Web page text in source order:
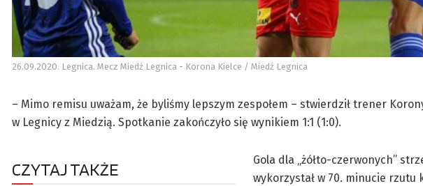
26.09.2020. Legnica. Mecz Miedź Legnica - Korona Kielce / Miedź Legnica
– Mimo remisu uważam, że byliśmy lepszym zespołem – stwierdził trener
w Legnicy z Miedzią. Spotkanie zakończyło się wynikiem 1:1 (1:0).
CZYTAJ TAKŻE
Gola dla „żółto-czerwonych”
wykorzystał w 70. minucie